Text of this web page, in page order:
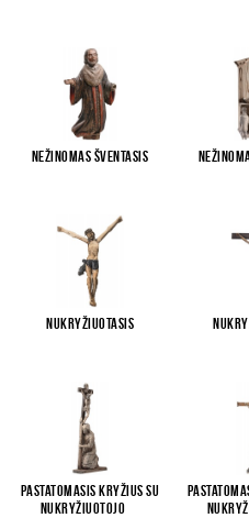
Nežinomas šventasis
Nukryžiuotasis
Pastatomasis kryžius su
Nukryžiuotojo